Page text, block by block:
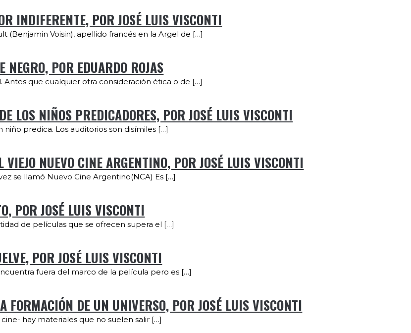
INDIFERENTE, POR JOSÉ LUIS VISCONTI
Voisin), apellido francés en la Argel de […]
POR EDUARDO ROJAS
Antes que cualquier otra consideración ética o de […]
LOS NIÑOS PREDICADORES, POR JOSÉ LUIS VISCONTI
predica. Los auditorios son disímiles […]
NUEVO CINE ARGENTINO, POR JOSÉ LUIS VISCONTI
se llamó Nuevo Cine Argentino(NCA) Es […]
POR JOSÉ LUIS VISCONTI
de películas que se ofrecen supera el […]
POR JOSÉ LUIS VISCONTI
fuera del marco de la película pero es […]
DE UN UNIVERSO, POR JOSÉ LUIS VISCONTI
hay materiales que no suelen salir […]